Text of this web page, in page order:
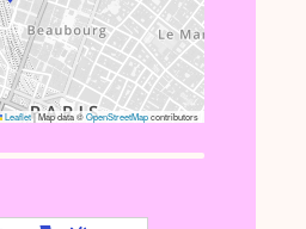
Leaflet|Map data ©OpenStreetMapcontributors